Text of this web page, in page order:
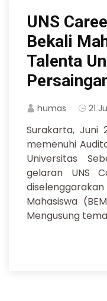
UNS
Bekali
Talenta
humas 21
Surakarta, Juni
memenuhi
Universitas
gelaran UNS
Mahasiswa
Mengusung tema